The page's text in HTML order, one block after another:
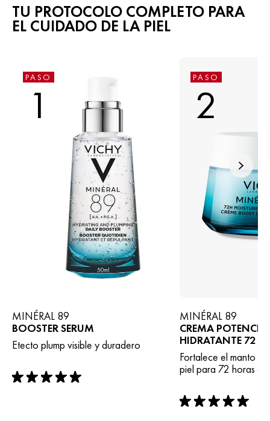
TU PROTOCOLO COMPLETO PARA
EL CUIDADO DE LA PIEL
PASO
1
MINÉRAL 89
BOOSTER SERUM
Etecto plump visible y duradero
rating: 5 out of 5
PASO
2
MINÉRAL 89
CREMA
HIDRATANTE 72 H
Fortalece el manto
piel para 72 horas
rating: 5 out of 5